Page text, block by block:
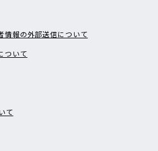
情報の外部送信について
ついて
て